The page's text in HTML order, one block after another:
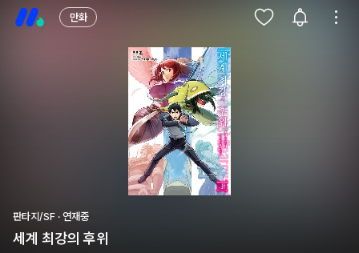
만화
판타지/SF · 연재중
세계 최강의 후위